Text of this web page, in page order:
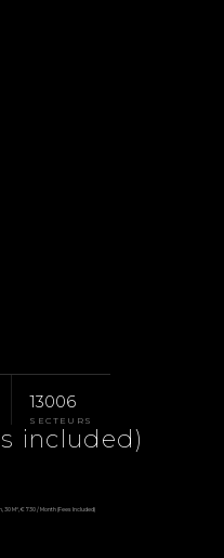
13006
SECTEURS
included)
30 M², €730 / Month (Fees Included)